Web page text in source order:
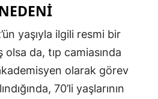
yaşıyla ilgili resmi bir
olsa da, tıp camiasında
olarak görev
70’li yaşlarının